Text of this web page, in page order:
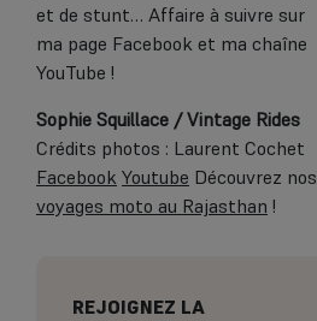
et de stunt… Affaire à suivre sur
ma page Facebook et ma chaîne
YouTube !
Sophie Squillace / Vintage Rides
Crédits photos : Laurent Cochet
Facebook Youtube Découvrez nos
voyages moto au Rajasthan !
REJOIGNEZ LA